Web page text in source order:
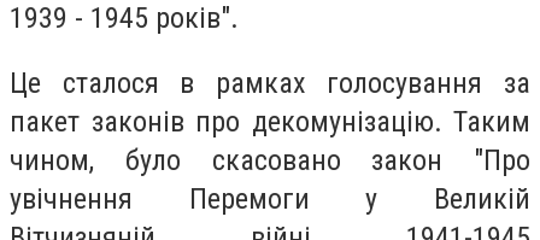
1939 - 1945 років".
Це сталося в рамках голосування за
пакет законів про декомунізацію. Таким
чином, було скасовано закон "Про
увічнення Перемоги у Великій